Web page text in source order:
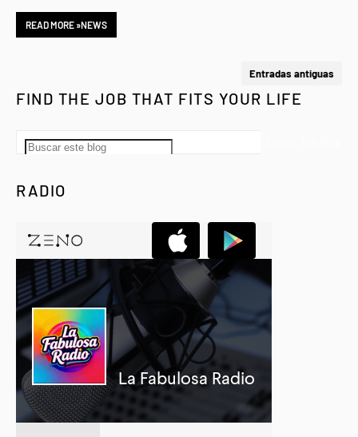
READ MORE »NEWS
Entradas antiguas
FIND THE JOB THAT FITS YOUR LIFE
RADIO